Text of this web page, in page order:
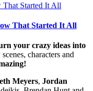
That Started It All
That Started It All
your crazy ideas into
characters and
Meyers, Jordan